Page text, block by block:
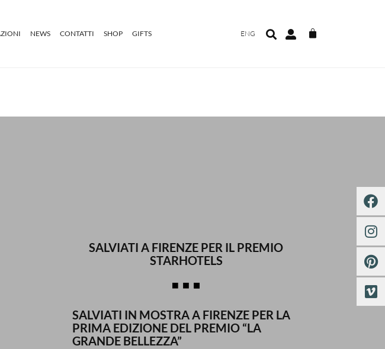
NEWS CONTATTI SHOP GIFTS ENG
SALVIATI A FIRENZE PER IL PREMIO
STARHOTELS
SALVIATI IN MOSTRA A FIRENZE PER LA
PRIMA EDIZIONE DEL PREMIO “LA
GRANDE BELLEZZA”